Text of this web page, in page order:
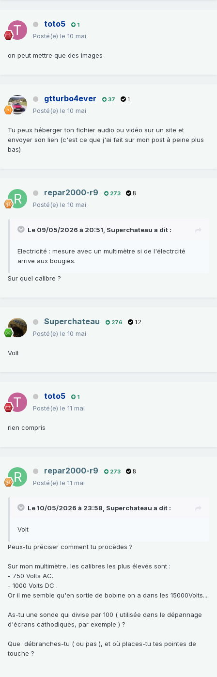
toto5 1
Posté(e) le 10 mai
on peut mettre que des images
gtturbo4ever 37 1
Posté(e) le 10 mai
Tu peux héberger ton fichier audio ou vidéo sur un site et
envoyer son lien (c'est ce que j'ai fait sur mon post à peine plus
bas)
repar2000-r9 273 8
Posté(e) le 10 mai
Le 09/05/2026 à 20:51, Superchateau a dit :
Electricité : mesure avec un multimètre si de l'électrcité
arrive aux bougies.
Sur quel calibre ?
Superchateau 276 12
Posté(e) le 10 mai
Volt
toto5 1
Posté(e) le 11 mai
rien compris
repar2000-r9 273 8
Posté(e) le 11 mai
Le 10/05/2026 à 23:58, Superchateau a dit :
Volt
Peux-tu préciser comment tu procèdes ?
Sur mon multimètre, les calibres les plus élevés sont :
- 750 Volts AC.
- 1000 Volts DC .
Or il me semble qu'en sortie de bobine on a dans les 15000Volts....
As-tu une sonde qui divise par 100 ( utilisée dans le dépannage
d'écrans cathodiques, par exemple ) ?
Que débranches-tu ( ou pas ), et où places-tu tes pointes de
touche ?